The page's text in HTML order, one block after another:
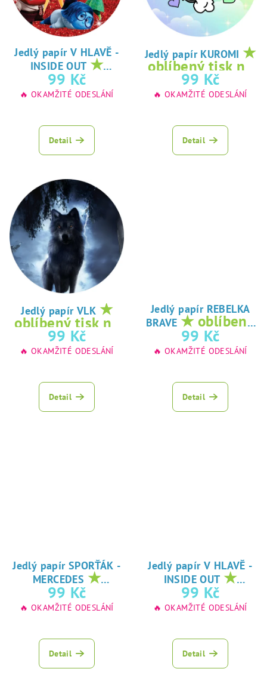
Jedlý papír V HLAVĚ -
INSIDE OUT ★
oblíbený tisk na
jedlý papír
99 Kč
🔥 OKAMŽITÉ ODESLÁNÍ
Detail
Jedlý papír KUROMI ★
oblíbený tisk na
jedlý papír
99 Kč
🔥 OKAMŽITÉ ODESLÁNÍ
Detail
Jedlý papír VLK ★
oblíbený tisk na
jedlý papír
99 Kč
🔥 OKAMŽITÉ ODESLÁNÍ
Detail
Jedlý papír REBELKA
BRAVE ★ oblíbený
tisk na jedlý
papír
99 Kč
🔥 OKAMŽITÉ ODESLÁNÍ
Detail
Jedlý papír SPORŤÁK -
MERCEDES ★
oblíbený tisk na
jedlý papír
99 Kč
🔥 OKAMŽITÉ ODESLÁNÍ
Detail
Jedlý papír V HLAVĚ -
INSIDE OUT ★
oblíbený tisk na
jedlý papír
99 Kč
🔥 OKAMŽITÉ ODESLÁNÍ
Detail